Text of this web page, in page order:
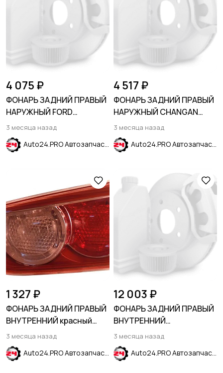
4 075 ₽
ФОНАРЬ ЗАДНИЙ ПРАВЫЙ
НАРУЖНЫЙ FORD
ECOSPORT 2013-2023
3 месяца назад
Auto24.PRO Автозапчасти
4 517 ₽
ФОНАРЬ ЗАДНИЙ ПРАВЫЙ
НАРУЖНЫЙ CHANGAN
ALSVIN 2018-
3 месяца назад
Auto24.PRO Автозапчасти
1 327 ₽
ФОНАРЬ ЗАДНИЙ ПРАВЫЙ
ВНУТРЕННИЙ красный
MITSUBISHI LANCER X
2007-2017
3 месяца назад
Auto24.PRO Автозапчасти
12 003 ₽
ФОНАРЬ ЗАДНИЙ ПРАВЫЙ
ВНУТРЕННИЙ
ГАЛОГЕНОВЫЙ LS
CHEVROLET EQUINOX 2021-
2024
3 месяца назад
Auto24.PRO Автозапчасти